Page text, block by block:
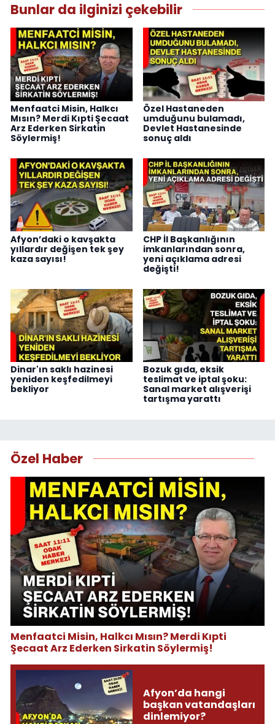
Bunlar da ilginizi çekebilir
Menfaatci Misin, Halkcı
Mısın? Merdi Kıpti Şecaat
Arz Ederken Sirkatin
Söylermiş!
Özel Hastaneden
umduğunu bulamadı,
Devlet Hastanesinde
sonuç aldı
Afyon’daki o kavşakta
yıllardır değişen tek şey
kaza sayısı!
CHP İl Başkanlığının
imkanlarından sonra,
yeni açıklama adresi
değişti!
Dinar'ın saklı hazinesi
yeniden keşfedilmeyi
bekliyor
Bozuk gıda, eksik
teslimat ve iptal şoku:
Sanal market alışverişi
tartışma yarattı
Özel Haber
Menfaatci Misin, Halkcı Mısın? Merdi Kıpti
Şecaat Arz Ederken Sirkatin Söylermiş!
Afyon’da hangi
başkan vatandaşları
dinlemiyor?